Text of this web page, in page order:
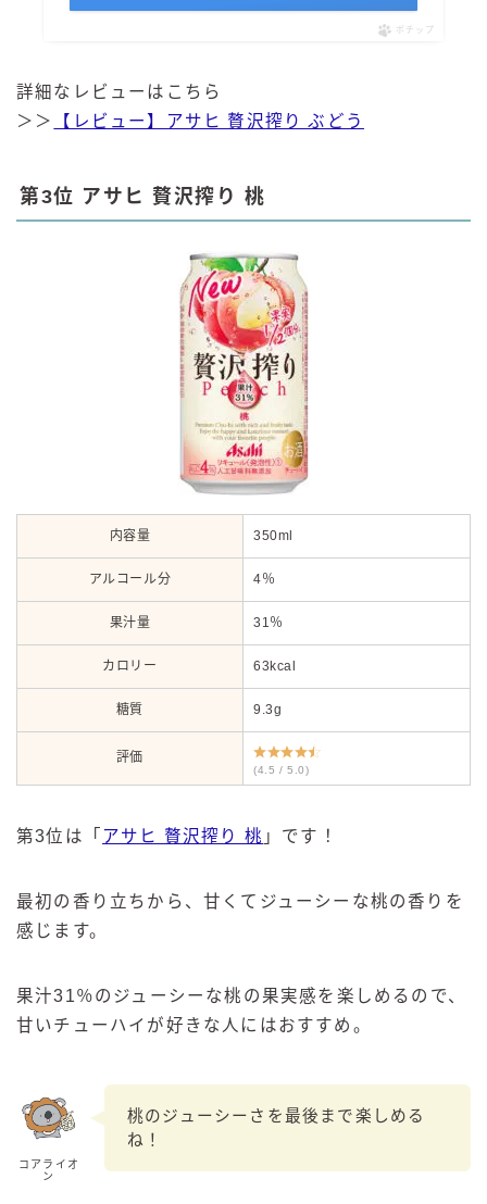
ポチップ
詳細なレビューはこちら
＞＞
【レビュー】アサヒ 贅沢搾り ぶどう
第3位 アサヒ 贅沢搾り 桃
内容量 350ml
アルコール分 4％
果汁量 31％
カロリー 63kcal
糖質 9.3g
評価
(4.5 / 5.0)
第3位は「 アサヒ 贅沢搾り 桃 」です！
最初の香り立ちから、甘くてジューシーな桃の香りを
感じます。
果汁31％のジューシーな桃の果実感を楽しめるので、
甘いチューハイが好きな人にはおすすめ。
コアライオ
ン
桃のジューシーさを最後まで楽しめる
ね！